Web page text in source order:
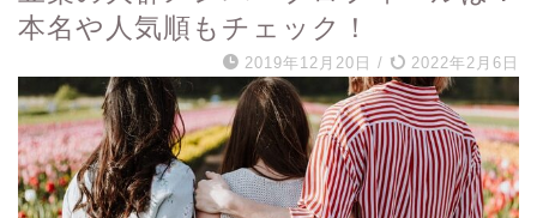
本名や人気順もチェック！
2019年12月20日 / 2022年2月6日